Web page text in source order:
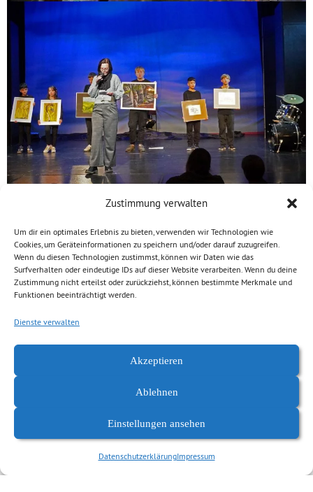
Zustimmung verwalten
Um dir ein optimales Erlebnis zu bieten, verwenden wir Technologien wie
Cookies, um Geräteinformationen zu speichern und/oder darauf zuzugreifen.
Wenn du diesen Technologien zustimmst, können wir Daten wie das
Surfverhalten oder eindeutige IDs auf dieser Website verarbeiten. Wenn du deine
Zustimmung nicht erteilst oder zurückziehst, können bestimmte Merkmale und
Funktionen beeinträchtigt werden.
Dienste verwalten
Akzeptieren
Ablehnen
Einstellungen ansehen
DatenschutzerklärungImpressum
finanzielle Zustiftungen zum Vermögen der Stiftung und auch
Chemnitzer Künstler*innen stellten ihre Werke zur Verfügung.
Das unermüdliche ehrenamtliche Engagement des
Kuratoriums und die Unterstützung aus der Stadtgesellschaft
sind deutliche Zeichen dafür, dass sich die
etabliert hat. Die Kinder- und Jugendstiftung Johanneum ist
jedenfalls aus dem Leben unserer Stadt nicht mehr
www.stiftungjohanneum.de